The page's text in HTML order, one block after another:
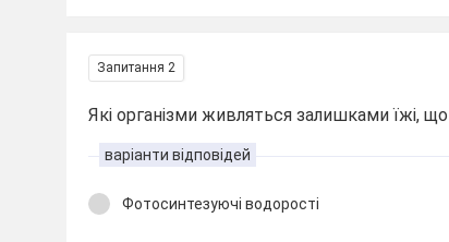
Запитання 2
Які організми живляться залишками їжі,
варіанти відповідей
Фотосинтезуючі водорості